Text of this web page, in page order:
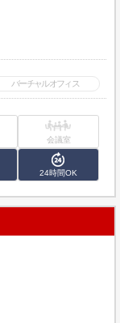
バーチャルオフィス
会議室
24時間OK